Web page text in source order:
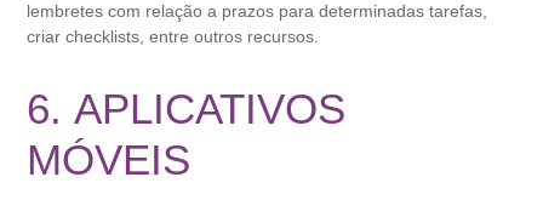
lembretes com relação a prazos para determinadas tarefas,
criar checklists, entre outros recursos.
6. APLICATIVOS
MÓVEIS